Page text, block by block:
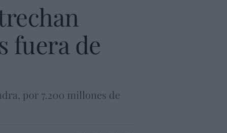
fuera de
por 7.200 millones de